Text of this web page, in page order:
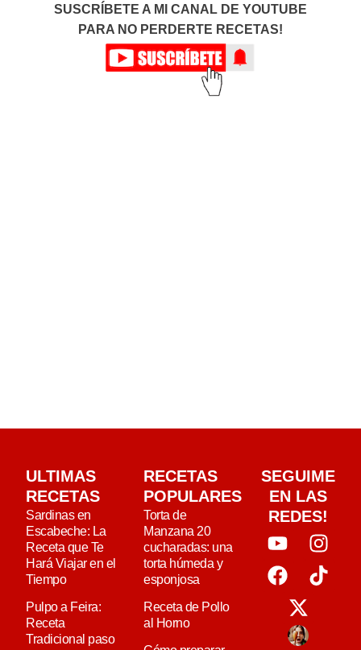
SUSCRÍBETE A MI CANAL DE YOUTUBE
PARA NO PERDERTE RECETAS!
ULTIMAS
RECETAS
Sardinas en
Escabeche: La
Receta que Te
Hará Viajar en el
Tiempo
Pulpo a Feira:
Receta
Tradicional paso
RECETAS
POPULARES
Torta de
Manzana 20
cucharadas: una
torta húmeda y
esponjosa
Receta de Pollo
al Horno
SEGUIME
EN LAS
REDES!